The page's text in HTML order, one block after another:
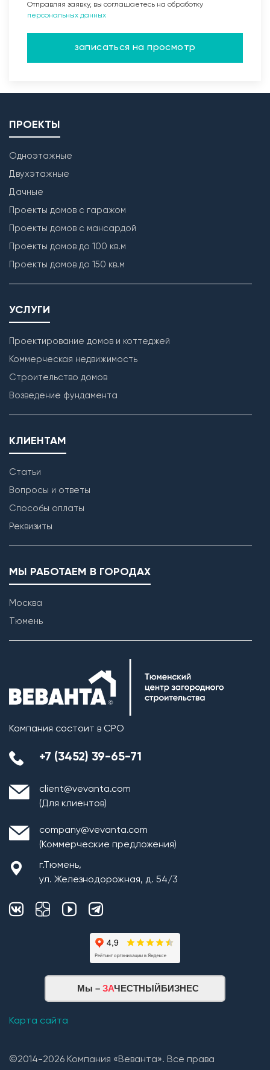
Отправляя заявку, вы соглашаетесь на обработку
персональных данных
записаться на просмотр
ПРОЕКТЫ
Одноэтажные
Двухэтажные
Дачные
Проекты домов с гаражом
Проекты домов с мансардой
Проекты домов до 100 кв.м
Проекты домов до 150 кв.м
УСЛУГИ
Проектирование домов и коттеджей
Коммерческая недвижимость
Строительство домов
Возведение фундамента
КЛИЕНТАМ
Статьи
Вопросы и ответы
Способы оплаты
Реквизиты
МЫ РАБОТАЕМ В ГОРОДАХ
Москва
Тюмень
Компания состоит в СРО
+7 (3452) 39-65-71
client@vevanta.com
(Для клиентов)
company@vevanta.com
(Коммерческие предложения)
г.Тюмень,
ул. Железнодорожная, д. 54/3
Мы – ЗАЧЕСТНЫЙБИЗНЕС
Карта сайта
©2014-2026 Компания «Веванта». Все права